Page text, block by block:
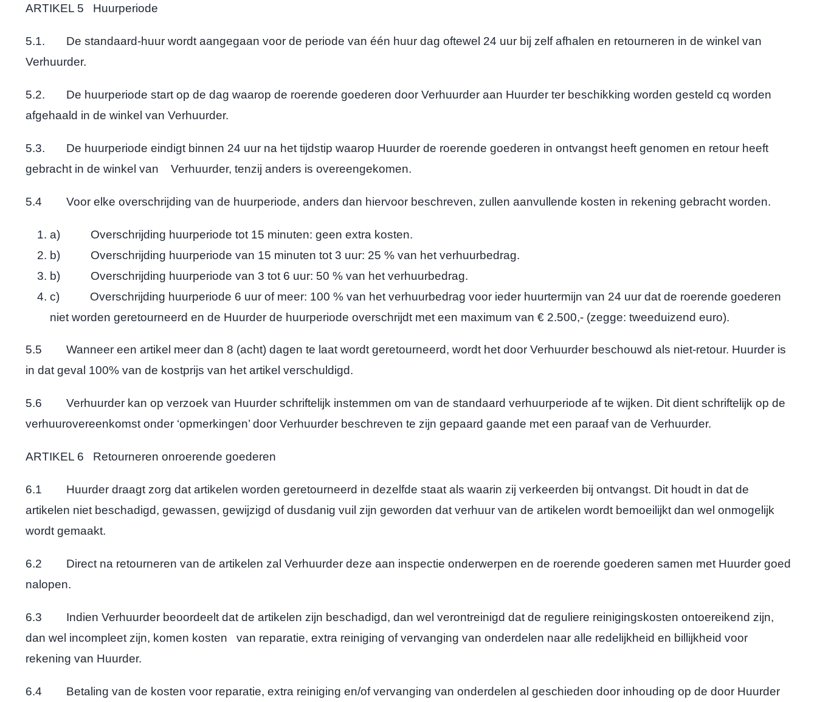
ARTIKEL 5 Huurperiode
5.1. De standaard-huur wordt aangegaan voor de periode van één huur dag oftewel 24 uur bij zelf afhalen en retourneren in de winkel van
Verhuurder.
5.2. De huurperiode start op de dag waarop de roerende goederen door Verhuurder aan Huurder ter beschikking worden gesteld cq worden
afgehaald in de winkel van Verhuurder.
5.3. De huurperiode eindigt binnen 24 uur na het tijdstip waarop Huurder de roerende goederen in ontvangst heeft genomen en retour heeft
gebracht in de winkel van Verhuurder, tenzij anders is overeengekomen.
5.4 Voor elke overschrijding van de huurperiode, anders dan hiervoor beschreven, zullen aanvullende kosten in rekening gebracht worden.
a) Overschrijding huurperiode tot 15 minuten: geen extra kosten.
b) Overschrijding huurperiode van 15 minuten tot 3 uur: 25 % van het verhuurbedrag.
b) Overschrijding huurperiode van 3 tot 6 uur: 50 % van het verhuurbedrag.
c) Overschrijding huurperiode 6 uur of meer: 100 % van het verhuurbedrag voor ieder huurtermijn van 24 uur dat de roerende goederen
niet worden geretourneerd en de Huurder de huurperiode overschrijdt met een maximum van € 2.500,- (zegge: tweeduizend euro).
5.5 Wanneer een artikel meer dan 8 (acht) dagen te laat wordt geretourneerd, wordt het door Verhuurder beschouwd als niet-retour. Huurder is
in dat geval 100% van de kostprijs van het artikel verschuldigd.
5.6 Verhuurder kan op verzoek van Huurder schriftelijk instemmen om van de standaard verhuurperiode af te wijken. Dit dient schriftelijk op de
verhuurovereenkomst onder ‘opmerkingen’ door Verhuurder beschreven te zijn gepaard gaande met een paraaf van de Verhuurder.
ARTIKEL 6 Retourneren onroerende goederen
6.1 Huurder draagt zorg dat artikelen worden geretourneerd in dezelfde staat als waarin zij verkeerden bij ontvangst. Dit houdt in dat de
artikelen niet beschadigd, gewassen, gewijzigd of dusdanig vuil zijn geworden dat verhuur van de artikelen wordt bemoeilijkt dan wel onmogelijk
wordt gemaakt.
6.2 Direct na retourneren van de artikelen zal Verhuurder deze aan inspectie onderwerpen en de roerende goederen samen met Huurder goed
nalopen.
6.3 Indien Verhuurder beoordeelt dat de artikelen zijn beschadigd, dan wel verontreinigd dat de reguliere reinigingskosten ontoereikend zijn,
dan wel incompleet zijn, komen kosten van reparatie, extra reiniging of vervanging van onderdelen naar alle redelijkheid en billijkheid voor
rekening van Huurder.
6.4 Betaling van de kosten voor reparatie, extra reiniging en/of vervanging van onderdelen al geschieden door inhouding op de door Huurder